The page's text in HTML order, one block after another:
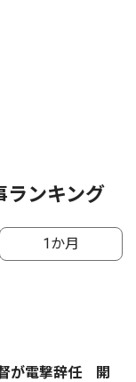
ランキング
1か月
が電撃辞任 開